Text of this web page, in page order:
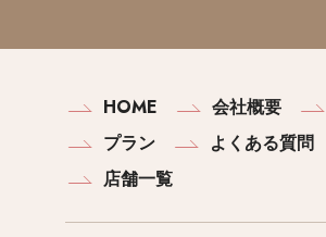
HOME 会社概要
プラン
よくある質問
店舗一覧